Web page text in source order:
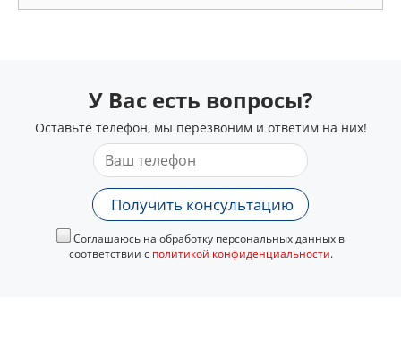
Pontiac
Saab
Suzuki
Toyota
У Вас есть вопросы?
Оставьте телефон, мы перезвоним и ответим на них!
Получить консультацию
Соглашаюсь на обработку персональных данных в
соответствии с политикой конфиденциальности.